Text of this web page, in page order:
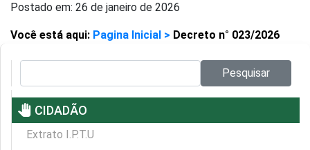
Postado em: 26 de janeiro de 2026
Você está aqui: Pagina Inicial > Decreto n° 023/2026
Pesquisar
pan_tool CIDADÃO
Extrato I.P.T.U